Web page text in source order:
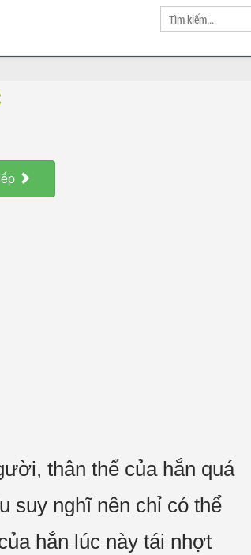
thân thể của hắn quá
suy nghĩ nên chỉ có thể
hắn lúc này tái nhợt